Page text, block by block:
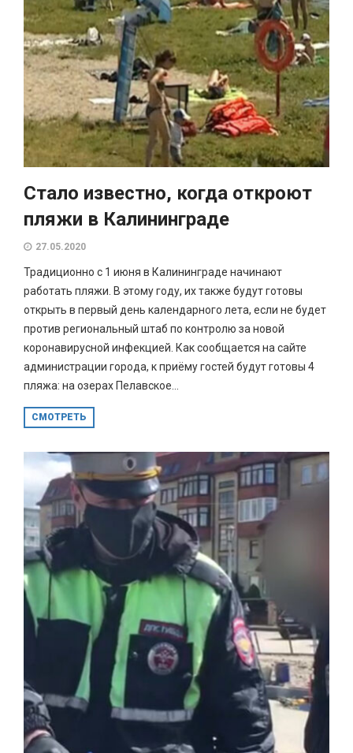
Стало известно, когда откроют
пляжи в Калининграде
27.05.2020
Традиционно с 1 июня в Калининграде начинают
работать пляжи. В этому году, их также будут готовы
открыть в первый день календарного лета, если не будет
против региональный штаб по контролю за новой
коронавирусной инфекцией. Как сообщается на сайте
администрации города, к приёму гостей будут готовы 4
пляжа: на озерах Пелавское...
СМОТРЕТЬ